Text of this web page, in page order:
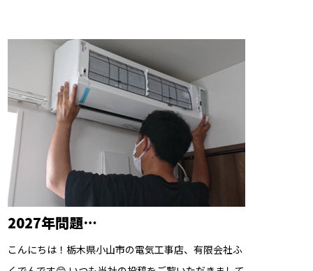
2027年問題…
こんにちは！栃木県小山市の電気工事店、有限会社ふ